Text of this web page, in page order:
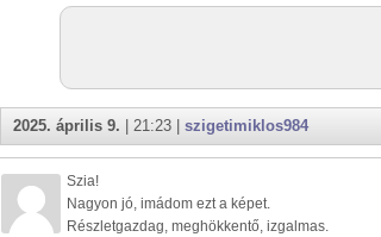
2025. április 9. | 21:23 | szigetimiklos984
Szia!
Nagyon jó, imádom ezt a képet.
Részletgazdag, meghökkentő, izgalmas.